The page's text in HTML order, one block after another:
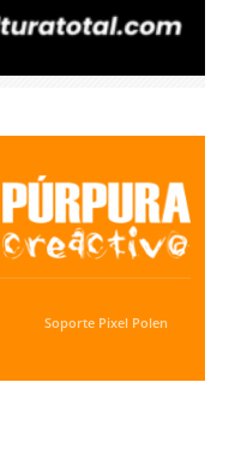
Soporte Pixel Polen